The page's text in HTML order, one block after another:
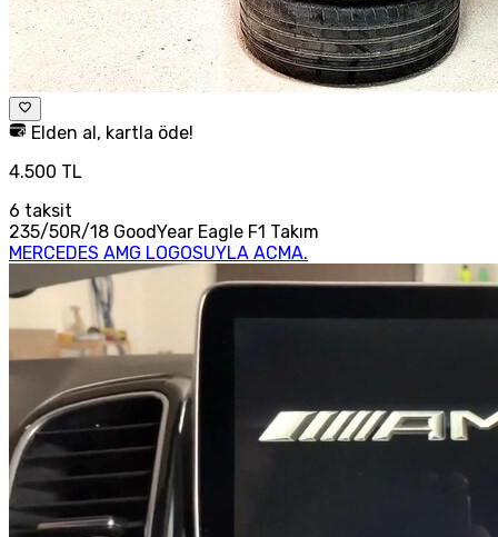
Elden al, kartla öde!
4.500 TL
6 taksit
235/50R/18 GoodYear Eagle F1 Takım
MERCEDES AMG LOGOSUYLA ACMA.